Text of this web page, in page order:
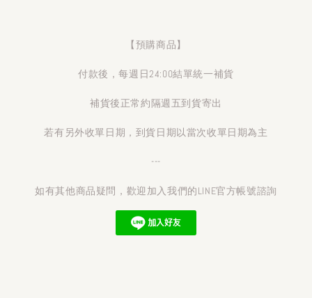
【預購商品】
付款後，每週日24:00結單統一補貨
補貨後正常約隔週五到貨寄出
若有另外收單日期，到貨日期以當次收單日期為主
---
如有其他商品疑問，歡迎加入我們的LINE官方帳號諮詢